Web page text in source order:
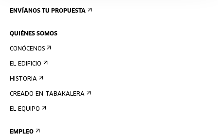
ENVÍANOS TU PROPUESTA
QUIÉNES SOMOS
CONÓCENOS
EL EDIFICIO
HISTORIA
CREADO EN TABAKALERA
EL EQUIPO
EMPLEO